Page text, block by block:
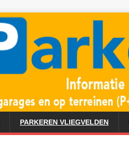
PARKEREN VLIEGVELDEN